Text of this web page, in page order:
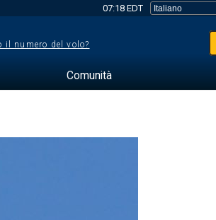
07:18 EDT
il numero del volo?
Comunità